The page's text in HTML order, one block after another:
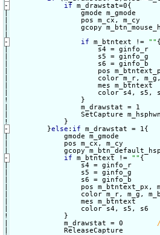
-
|
-
|
!
!
-
|
-
|
!
if
m_drawstat=0{
                gmode m_gmode
                pos m_cx, m_cy
gcopy
if
m_btntext != ""
                    s4 = ginfo_r
                    s5 = ginfo_g
                    s6 = ginfo_b
pos
color m_r,
                    mes m_btntext
color s4, s5,
}
m_drawstat
SetCapture
}
}else : if
m_drawstat = 1{
            gmode m_gmode
            pos m_cx, m_cy
gcopy
if
m_btntext != "" {
                s4 = ginfo_r
                s5 = ginfo_g
                s6 = ginfo_b
pos m_btntext_px,
color m_r, m_g,
                mes m_btntext
                color s4, s5, s6
}
            m_drawstat = 0
            ReleaseCapture